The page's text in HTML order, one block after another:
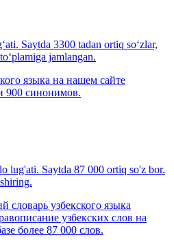
Saytda 3300 tadan ortiq so‘zlar,
jamlangan.
языка на нашем сайте
900 синонимов.
Saytda 87 000 ortiq so'z bor.
узбекского языка
узбекских слов на
более 87 000 слов.